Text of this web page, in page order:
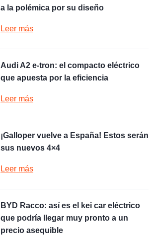
a la polémica por su diseño
Leer más
Audi A2 e-tron: el compacto eléctrico
que apuesta por la eficiencia
Leer más
¡Galloper vuelve a España! Estos serán
sus nuevos 4×4
Leer más
BYD Racco: así es el kei car eléctrico
que podría llegar muy pronto a un
precio asequible